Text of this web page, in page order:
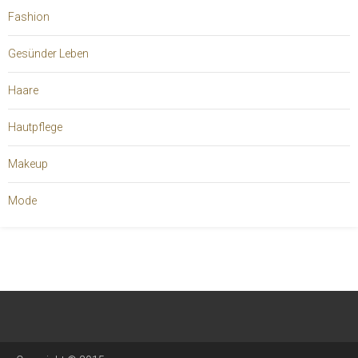
Fashion
Gesünder Leben
Haare
Hautpflege
Makeup
Mode